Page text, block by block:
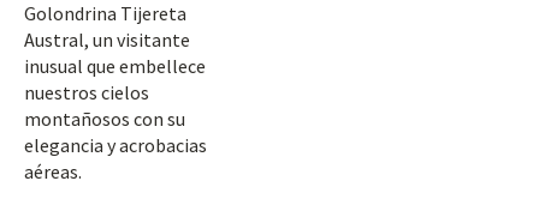
Golondrina Tijereta
Austral, un visitante
inusual que embellece
nuestros cielos
montañosos con su
elegancia y acrobacias
aéreas.